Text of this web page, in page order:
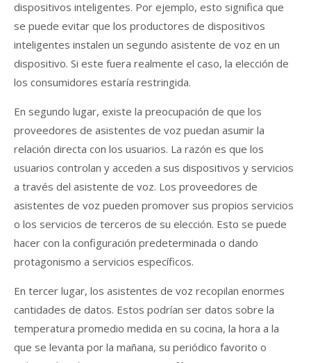
dispositivos inteligentes. Por ejemplo, esto significa que
se puede evitar que los productores de dispositivos
inteligentes instalen un segundo asistente de voz en un
dispositivo. Si este fuera realmente el caso, la elección de
los consumidores estaría restringida.
En segundo lugar, existe la preocupación de que los
proveedores de asistentes de voz puedan asumir la
relación directa con los usuarios. La razón es que los
usuarios controlan y acceden a sus dispositivos y servicios
a través del asistente de voz. Los proveedores de
asistentes de voz pueden promover sus propios servicios
o los servicios de terceros de su elección. Esto se puede
hacer con la configuración predeterminada o dando
protagonismo a servicios específicos.
En tercer lugar, los asistentes de voz recopilan enormes
cantidades de datos. Estos podrían ser datos sobre la
temperatura promedio medida en su cocina, la hora a la
que se levanta por la mañana, su periódico favorito o